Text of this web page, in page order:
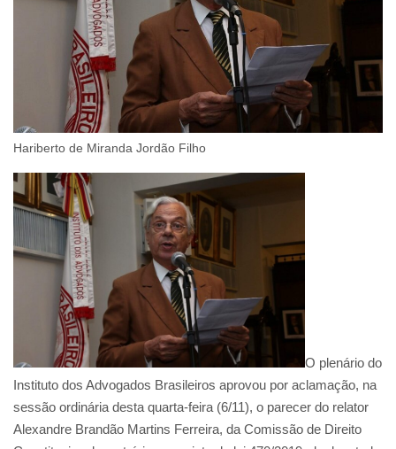
Hariberto de Miranda Jordão Filho
O plenário do
Instituto dos Advogados Brasileiros aprovou por aclamação, na
sessão ordinária desta quarta-feira (6/11), o parecer do relator
Alexandre Brandão Martins Ferreira, da Comissão de Direito